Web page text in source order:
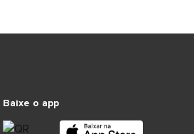
Baixe o app